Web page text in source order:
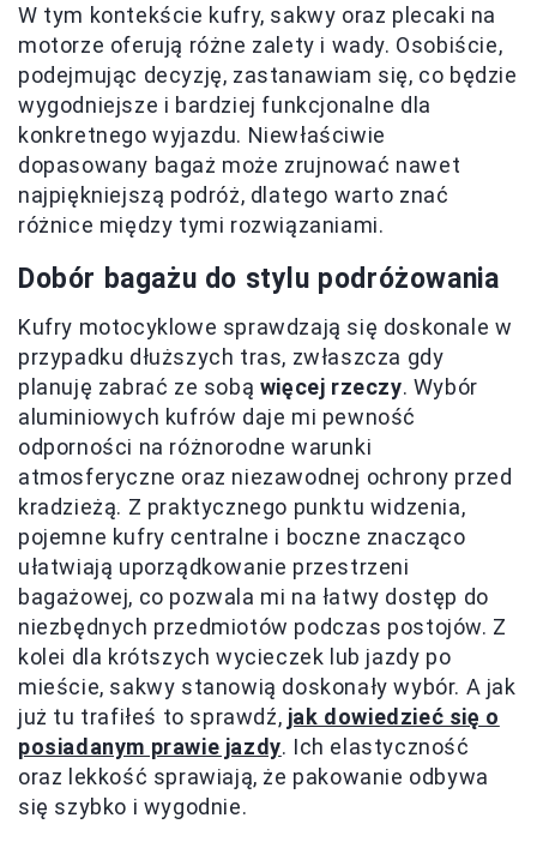
W tym kontekście kufry, sakwy oraz plecaki na
motorze oferują różne zalety i wady. Osobiście,
podejmując decyzję, zastanawiam się, co będzie
wygodniejsze i bardziej funkcjonalne dla
konkretnego wyjazdu. Niewłaściwie
dopasowany bagaż może zrujnować nawet
najpiękniejszą podróż, dlatego warto znać
różnice między tymi rozwiązaniami.
Dobór bagażu do stylu podróżowania
Kufry motocyklowe sprawdzają się doskonale w
przypadku dłuższych tras, zwłaszcza gdy
planuję zabrać ze sobą więcej rzeczy. Wybór
aluminiowych kufrów daje mi pewność
odporności na różnorodne warunki
atmosferyczne oraz niezawodnej ochrony przed
kradzieżą. Z praktycznego punktu widzenia,
pojemne kufry centralne i boczne znacząco
ułatwiają uporządkowanie przestrzeni
bagażowej, co pozwala mi na łatwy dostęp do
niezbędnych przedmiotów podczas postojów. Z
kolei dla krótszych wycieczek lub jazdy po
mieście, sakwy stanowią doskonały wybór. A jak
już tu trafiłeś to sprawdź, jak dowiedzieć się o
posiadanym prawie jazdy. Ich elastyczność
oraz lekkość sprawiają, że pakowanie odbywa
się szybko i wygodnie.